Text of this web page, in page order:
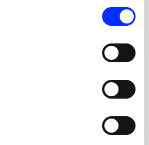
Lägg till